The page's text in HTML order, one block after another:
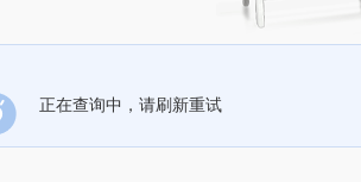
正在查询中，请刷新重试